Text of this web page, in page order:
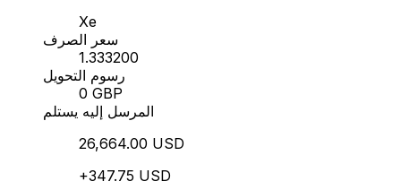
Xe
سعر الصرف
1.333200
رسوم التحويل
0 GBP
المرسل إليه يستلم
26,664.00 USD
+347.75 USD